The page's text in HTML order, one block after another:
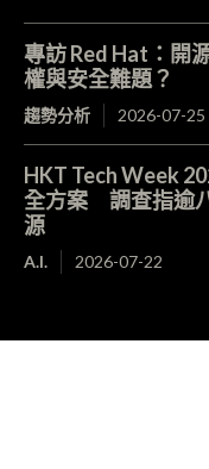
專訪 Red Hat：開
權與安全難題？
趨勢分析 2026-07-25
HKT Tech Week
全方案 調查指逾
源
A.I. 2026-07-22